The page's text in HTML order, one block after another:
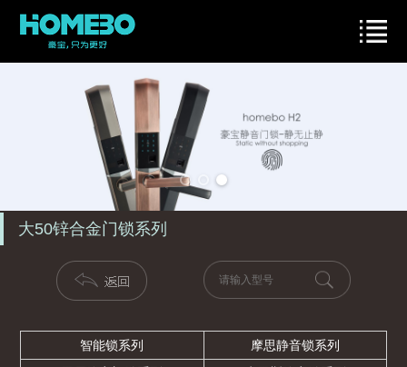
大50锌合金门锁系列
智能锁系列
摩思静音锁系列